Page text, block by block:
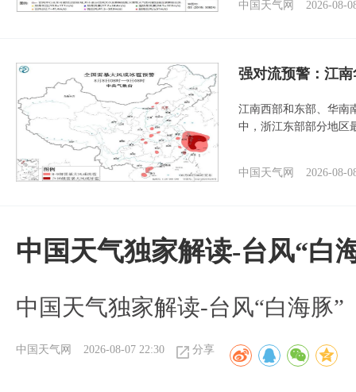
中国天气网 2026-08-
强对流预警：江
江南西部和东部、华南
中，浙江东部部分地区
中国天气网 2026-08-
中国天气独家解读-台风“白
中国天气独家解读-台风“白海豚”
中国天气网 2026-08-07 22:30 分享